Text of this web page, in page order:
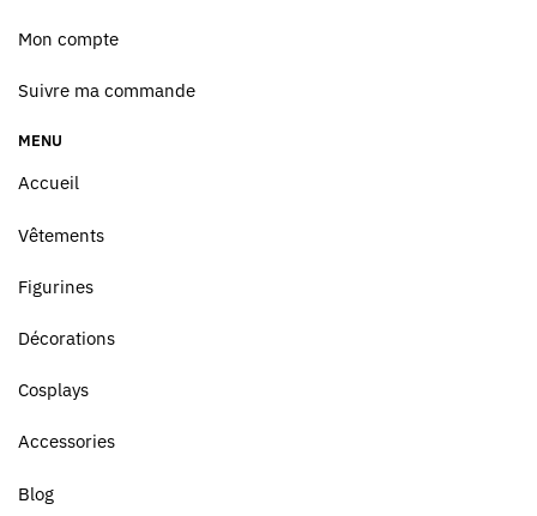
Mon compte
Suivre ma commande
MENU
Accueil
Vêtements
Figurines
Décorations
Cosplays
Accessories
Blog